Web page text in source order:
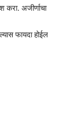
अजीर्णाचा
फायदा होईल